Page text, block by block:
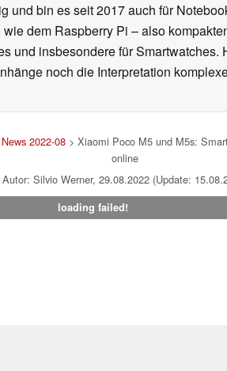
und bin es seit 2017 auch für
dem Raspberry Pi – also
und insbesondere für
noch die Interpretation
News 2022-08 > Xiaomi Poco M5 und M5s:
online
Autor: Silvio Werner, 29.08.2022 (Update:
loading failed!